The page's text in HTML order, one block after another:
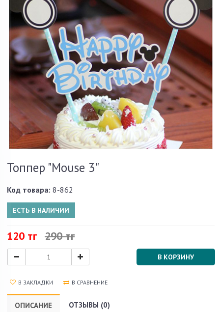
Топпер "Mouse 3"
Код товара: 8-862
ЕСТЬ В НАЛИЧИИ
120 тг 290 тг
В КОРЗИНУ
В ЗАКЛАДКИ В СРАВНЕНИЕ
ОПИСАНИЕ ОТЗЫВЫ (0)